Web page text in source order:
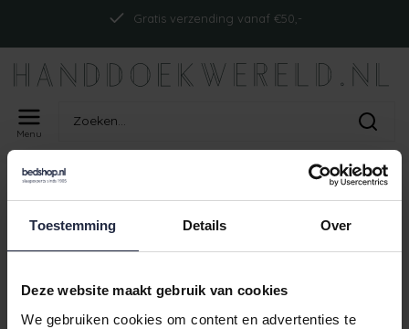
Toestemming Details Over
Deze website maakt gebruik van cookies
We gebruiken cookies om content en advertenties te
Gratis verzending vanaf €50,-
Menu
Home
PRODUCTEN GETAGD MET
ISM_CAWÖCAMPUS_NACHTBLAUW
Geen producten gevonden!